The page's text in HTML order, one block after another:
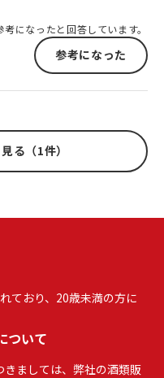
考になったと回答しています。
参考になった
る（1件）
ており、20歳未満の方に
ついて
ましては、弊社の酒類販